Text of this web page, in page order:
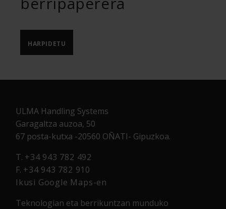
HARPIDETU
ULMA Handling Systems
Garagaltza auzoa, 50
67 posta-kutxa -20560 OÑATI- Gipuzkoa.
T. +34 943 782 492
F. +34 943 782 910
Ikusi Google Maps-en
Teknologian eta berrikuntzan munduko